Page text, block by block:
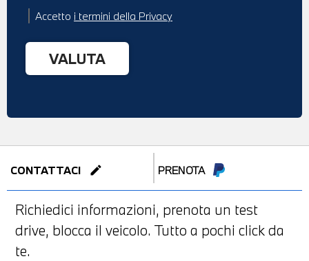
Accetto i termini della Privacy
CONTATTACI edit PRENOTA
Richiedici informazioni, prenota un test
drive, blocca il veicolo. Tutto a pochi click da
te.